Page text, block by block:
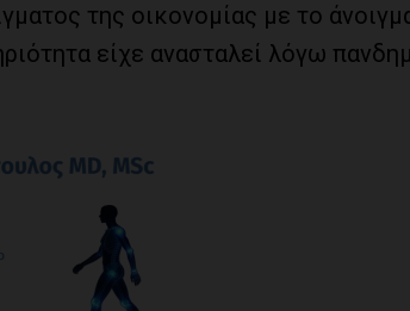
της οικονομίας με το
είχε ανασταλεί λόγω